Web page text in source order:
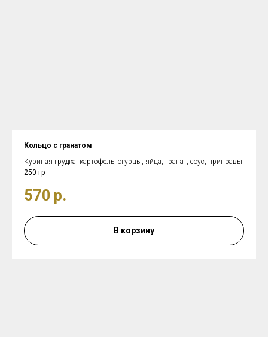
Кольцо с гранатом
Куриная грудка, картофель, огурцы, яйца, гранат, соус, приправы
250 гр
570 р.
В корзину